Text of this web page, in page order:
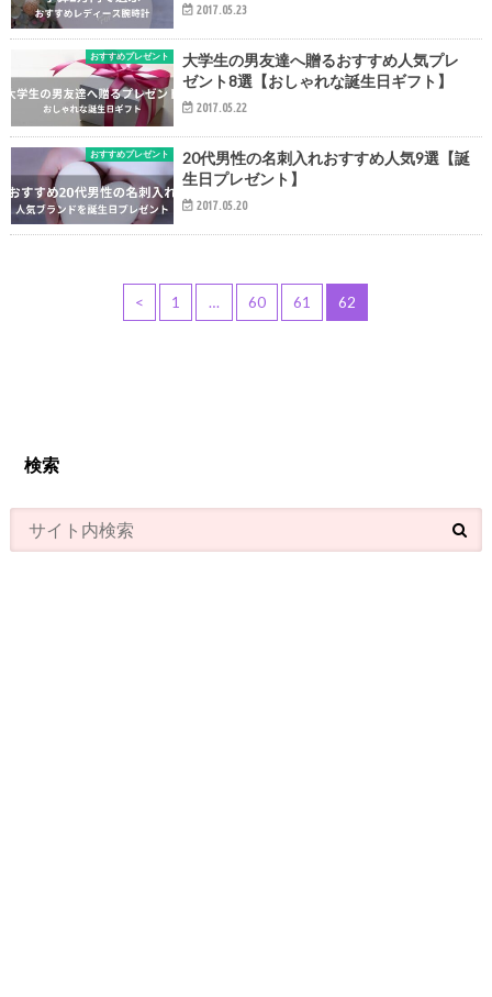
2017.05.23
おすすめプレゼント
大学生の男友達へ贈るおすすめ人気プレ
ゼント8選【おしゃれな誕生日ギフト】
2017.05.22
おすすめプレゼント
20代男性の名刺入れおすすめ人気9選【誕
生日プレゼント】
2017.05.20
< 1 … 60 61 62
検索